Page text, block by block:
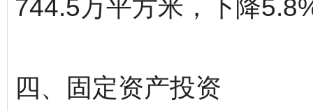
744.5万平方米，下降
四、固定资产投资